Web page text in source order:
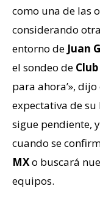
como una de las
considerando
entorno de Juan
el sondeo de
para ahora’»,
expectativa de
sigue pendiente,
cuando se
MXo buscará
equipos.